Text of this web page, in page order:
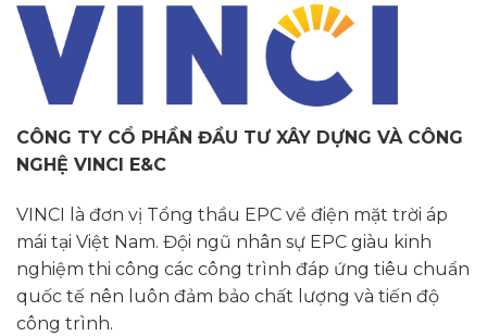
CÔNG TY CỔ PHẦN ĐẦU TƯ XÂY DỰNG VÀ CÔNG
NGHỆ VINCI E&C
VINCI là đơn vị Tổng thầu EPC về điện mặt trời áp
mái tại Việt Nam. Đội ngũ nhân sự EPC giàu kinh
nghiệm thi công các công trình đáp ứng tiêu chuẩn
quốc tế nên luôn đảm bảo chất lượng và tiến độ
công trình.